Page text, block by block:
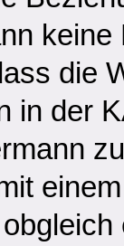
die
in der